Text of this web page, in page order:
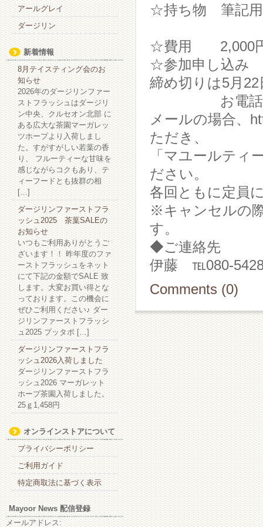
アールグレイ
ダージリン
新着情報
8月テイスティング会のお
知らせ
2026年のダージリンファー
ストフラッシュはダージリ
ン中央、クルセオン北部 に
ある広大な茶園マーガレッ
ツホープより入荷しまし
た。すがすがしい若葉の香
り、 フルーティーな甘味を
感じながらコクもあり、テ
ィーフードとも抜群の相
[…]
ダージリンファーストフラ
ッシュ2025 茶葉SALEの
お知らせ
いつもご利用ありがとうご
ざいます！！ 昨年度のファ
ーストフラッシュをネット
にて下記の金額でSALE 致
します。大変お買い得とな
っております。この機会に
ぜひご利用ください♪ ダー
ジリンファーストフラッシ
ュ2025 プッタボ […]
ダージリンファーストフラ
ッシュ2026入荷しました
ダージリンファーストフラ
ッシュ2026 マーガレット
ホープ茶園入荷しました。
25ｇ1,458円
オンラインストアについて
プライバシーポリシー
ご利用ガイド
特定商取法に基づく表示
Mayoor News 配信登録
メールアドレス:
☆持ち物 筆記
☆費用 2,000円
☆参加申し込
締め切りは5月
お電話での
メールの場合、
ただき、
「マユールティ
ださい。
各回ともに定員
※キャンセルの
す。
◆ご連絡先 紅
伊藤 ℡080-
Comments (0)